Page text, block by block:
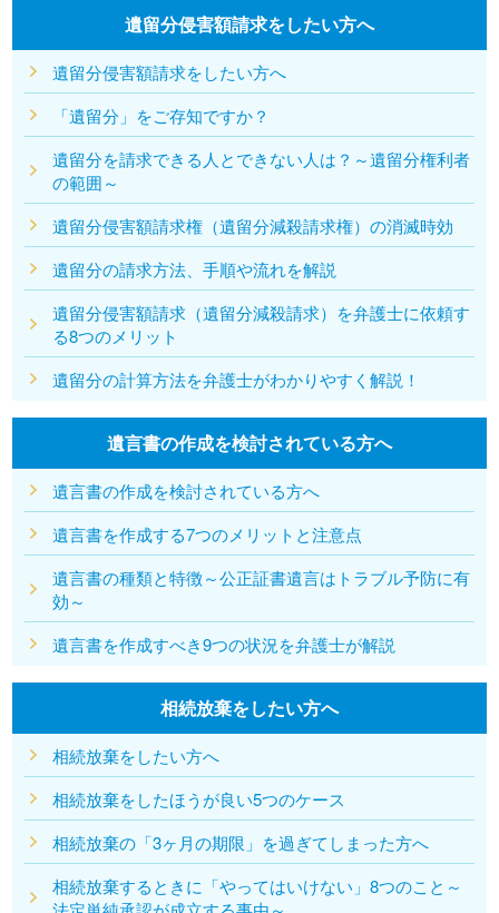
遺留分侵害額請求をしたい方へ
遺留分侵害額請求をしたい方へ
「遺留分」をご存知ですか？
遺留分を請求できる人とできない人は？～遺留分権利者
の範囲～
遺留分侵害額請求権（遺留分減殺請求権）の消滅時効
遺留分の請求方法、手順や流れを解説
遺留分侵害額請求（遺留分減殺請求）を弁護士に依頼す
る8つのメリット
遺留分の計算方法を弁護士がわかりやすく解説！
遺言書の作成を検討されている方へ
遺言書の作成を検討されている方へ
遺言書を作成する7つのメリットと注意点
遺言書の種類と特徴～公正証書遺言はトラブル予防に有
効～
遺言書を作成すべき9つの状況を弁護士が解説
相続放棄をしたい方へ
相続放棄をしたい方へ
相続放棄をしたほうが良い5つのケース
相続放棄の「3ヶ月の期限」を過ぎてしまった方へ
相続放棄するときに「やってはいけない」8つのこと～